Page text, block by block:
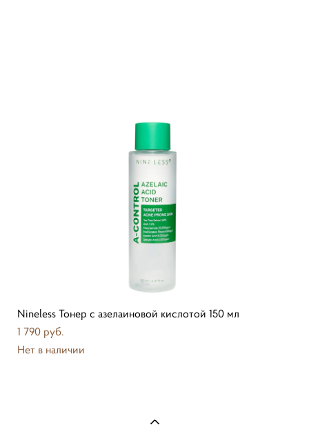
Nineless Тонер с азелаиновой кислотой 150 мл
1 790 pуб.
Нет в наличии